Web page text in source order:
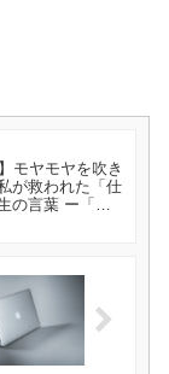
モヤモヤを吹き
が救われた「仕
の言葉 ー「社